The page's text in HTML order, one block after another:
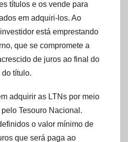
títulos e os vende para
em adquiri-los. Ao
está emprestando
que se compromete a
de juros ao final do
título.
adquirir as LTNs por meio
Tesouro Nacional.
o valor mínimo de
que será paga ao